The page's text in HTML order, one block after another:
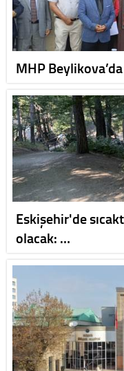
MHP
Eskişehir'de
olacak: …